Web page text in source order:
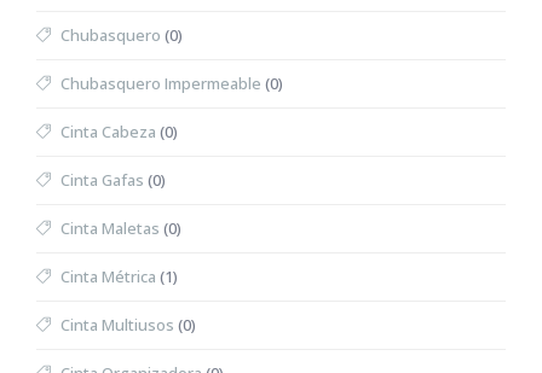
Chubasquero (0)
Chubasquero Impermeable (0)
Cinta Cabeza (0)
Cinta Gafas (0)
Cinta Maletas (0)
Cinta Métrica (1)
Cinta Multiusos (0)